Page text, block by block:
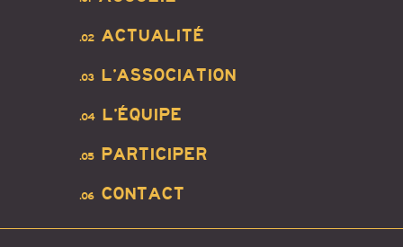
ACTUALITÉ
.02
L’ASSOCIATION
.03
L’ÉQUIPE
.04
PARTICIPER
.05
CONTACT
.06